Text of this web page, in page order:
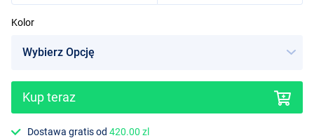
Kolor
Kup teraz
Dostawa gratis od420.00 zl